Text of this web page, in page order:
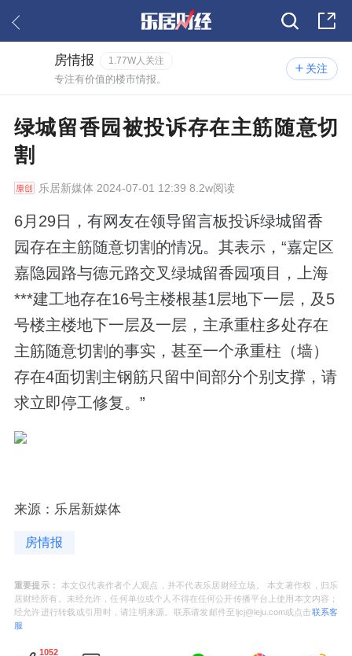
关注
房情报 1.77W人关注
专注有价值的楼市情报。
绿城留香园被投诉存在主筋随意切
割
乐居新媒体 2024-07-01 12:39 8.2w阅读
6月29日，有网友在领导留言板投诉绿城留香
园存在主筋随意切割的情况。其表示，“嘉定区
嘉隐园路与德元路交叉绿城留香园项目，上海
***建工地存在16号主楼根基1层地下一层，及5
号楼主楼地下一层及一层，主承重柱多处存在
主筋随意切割的事实，甚至一个承重柱（墙）
存在4面切割主钢筋只留中间部分个别支撑，请
求立即停工修复。”
来源：乐居新媒体
房情报
重要提示：
本文仅代表作者个人观点，并不代表乐居财经立场。 本文著作权，归乐
居财经所有。未经允许，任何单位或个人不得在任何公开传播平台上使用本文内容；
经允许进行转载或引用时，请注明来源。联系请发邮件至ljcj@leju.com或点击联系客
服
1052